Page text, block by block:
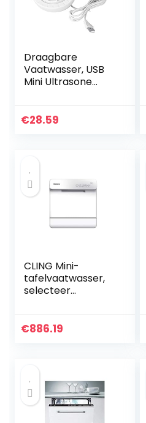
Draagbare
Vaatwasser, USB
Mini Ultrasone
Huishouden
€28.59
CLING Mini-
tafelvaatwasser,
selecteer
10/20/30 min en
€886.19